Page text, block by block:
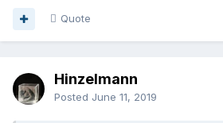
Quote
Hinzelmann
Posted June 11, 2019